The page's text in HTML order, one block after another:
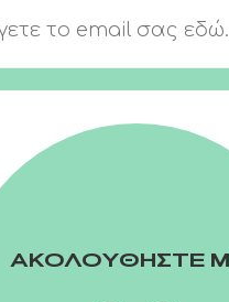
ΑΚΟΛΟΥΘΗΣΤΕ